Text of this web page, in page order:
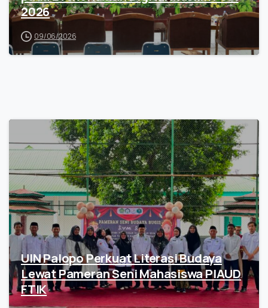
2026
09/06/2026
UIN Palopo Perkuat Literasi Budaya
Lewat Pameran Seni Mahasiswa PIAUD
FTIK